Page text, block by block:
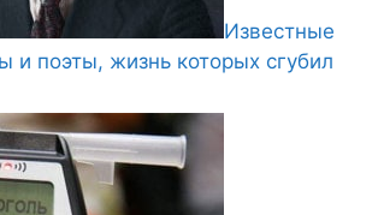
Известные
и поэты, жизнь которых сгубил